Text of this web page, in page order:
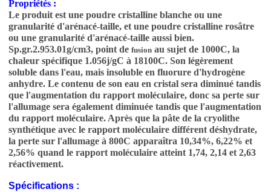
Propriétés :
Le produit est une poudre cristalline blanche ou une
granularité d'arénacé-taille, et une poudre cristalline rosâtre
ou une granularité d'arénacé-taille aussi bien.
Sp.gr.2.953.01g/cm3, point de fusionau sujet de 1000C, la
chaleur spécifique 1.056j/gC à 18100C. Son légèrement
soluble dans l'eau, mais insoluble en fluorure d'hydrogène
anhydre. Le contenu de son eau en cristal sera diminué tandis
que l'augmentation du rapport moléculaire, donc sa perte sur
l'allumage sera également diminuée tandis que l'augmentation
du rapport moléculaire. Après que la pâte de la cryolithe
synthétique avec le rapport moléculaire différent déshydrate,
la perte sur l'allumage à 800C apparaîtra 10,34%, 6,22% et
2,56% quand le rapport moléculaire atteint 1,74, 2,14 et 2,63
réactivement.
Spécifications :